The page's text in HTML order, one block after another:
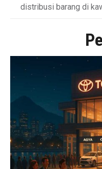
distribusi barang di